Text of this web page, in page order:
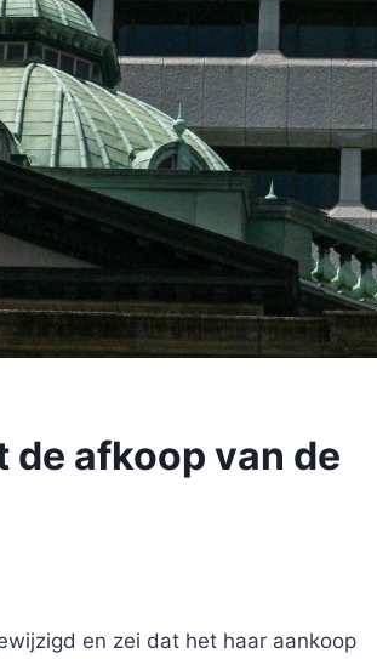
de afkoop van de
en zei dat het haar aankoop